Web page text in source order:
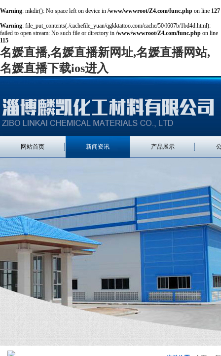
Warning: mkdir(): No space left on device in /www/wwwroot/Z4.com/func.php on line 127
Warning: file_put_contents(./cachefile_yuan/qgkktattoo.com/cache/50/f607b/1bd4d.html):
failed to open stream: No such file or directory in /www/wwwroot/Z4.com/func.php on line
115
名媛直播,名媛直播新网址,名媛直播网站,
名媛直播下载ios进入
网站首页 新闻资讯 产品展示